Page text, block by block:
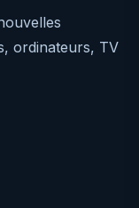
ordinateurs, TV